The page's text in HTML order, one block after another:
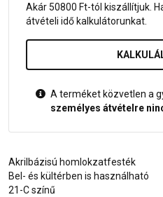
Akár 50800 Ft-tól kiszállítjuk.
átvételi idő kalkulátorunkat.
A terméket közvetlen a
személyes átvételre
Akrilbázisú homlokzatfesték
Bel- és kültérben is használható
21-C színű